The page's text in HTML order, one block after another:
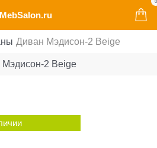
MebSalon.ru
0
Диван Мэдисон-2 Beige
2 Beige